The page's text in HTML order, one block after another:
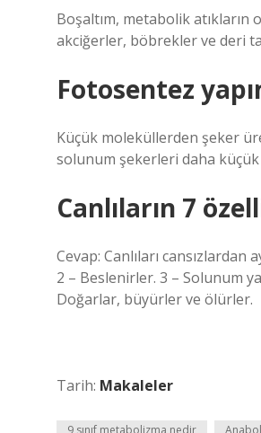
Boşaltım, metabolik atıkların
akciğerler, böbrekler ve deri
Fotosentez
Küçük moleküllerden şeker
solunum şekerleri daha küçük
Canlıların 7
Cevap: Canlıları
2 – Beslenirler. 3 – Solunum
Doğarlar, büyürler ve ölürler.
Tarih: Makaleler
9 sınıf metabolizma nedir